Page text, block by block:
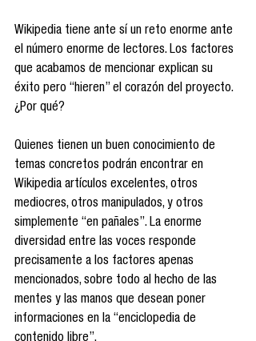
Wikipedia tiene ante sí un reto enorme ante
el número enorme de lectores. Los factores
que acabamos de mencionar explican su
éxito pero “hieren” el corazón del proyecto.
¿Por qué?
Quienes tienen un buen conocimiento de
temas concretos podrán encontrar en
Wikipedia artículos excelentes, otros
mediocres, otros manipulados, y otros
simplemente “en pañales”. La enorme
diversidad entre las voces responde
precisamente a los factores apenas
mencionados, sobre todo al hecho de las
mentes y las manos que desean poner
informaciones en la “enciclopedia de
contenido libre”.